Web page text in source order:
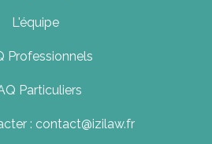
L'équipe
Professionnels
Particuliers
: contact@izilaw.fr